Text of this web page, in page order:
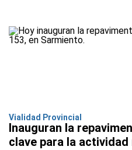
Vialidad Provincial
Inauguran la
clave para la